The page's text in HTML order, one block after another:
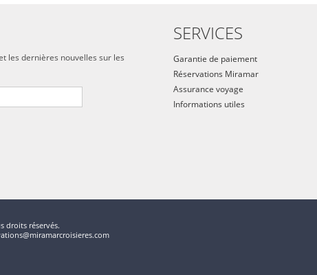
les dernières nouvelles sur les
SERVICES
Garantie de paiement
Réservations Miramar
Assurance voyage
Informations utiles
droits réservés.